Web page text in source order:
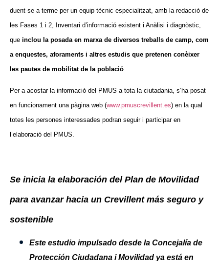
duent-se a terme per un equip tècnic especialitzat, amb la redacció de
les Fases 1 i 2, Inventari d’informació existent i Anàlisi i diagnòstic,
que inclou la posada en marxa de diversos treballs de camp, com
a enquestes, aforaments i altres estudis que pretenen conèixer
les pautes de mobilitat de la població
Per a acostar la informació del PMUS a tota la ciutadania, s’ha posat
en funcionament una pàgina web (www.pmuscrevillent.es) en la qual
totes les persones interessades podran seguir i participar en
l’elaboració del PMUS.
Se inicia la elaboración del Plan de Movilidad
para avanzar hacia un Crevillent más seguro y
sostenible
Este estudio impulsado desde la Concejalía de
Protección Ciudadana iMovilidad ya está en